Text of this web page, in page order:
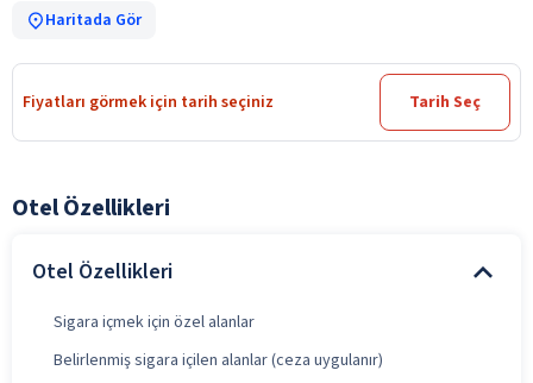
Haritada Gör
Fiyatları görmek için tarih seçiniz Tarih Seç
Otel Özellikleri
Otel Özellikleri
Sigara içmek için özel alanlar
Belirlenmiş sigara içilen alanlar (ceza uygulanır)